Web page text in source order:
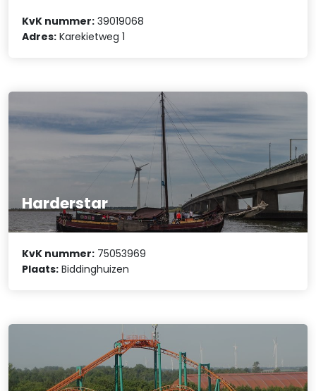
KvK nummer: 39019068
Adres: Karekietweg 1
Harderstar
KvK nummer: 75053969
Plaats: Biddinghuizen